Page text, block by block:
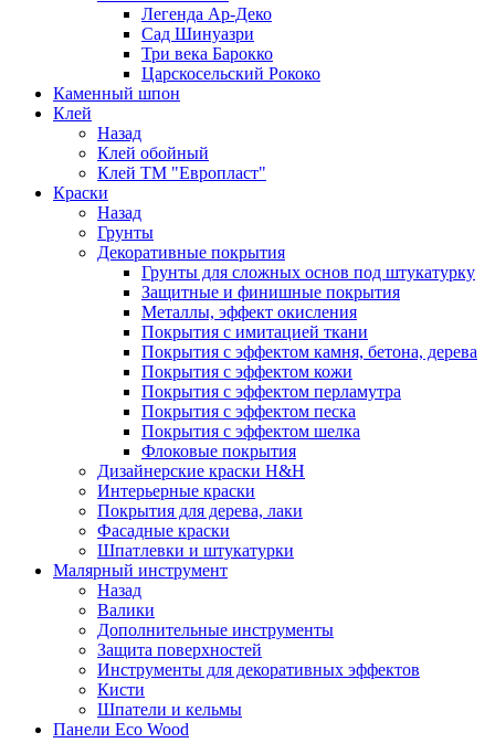
Легенда Ар-Деко
Сад Шинуазри
Три века Барокко
Царскосельский Рококо
Каменный шпон
Клей
Назад
Клей обойный
Клей ТМ "Европласт"
Краски
Назад
Грунты
Декоративные покрытия
Грунты для сложных основ под штукатурку
Защитные и финишные покрытия
Металлы, эффект окисления
Покрытия с имитацией ткани
Покрытия с эффектом камня, бетона, дерева
Покрытия с эффектом кожи
Покрытия с эффектом перламутра
Покрытия с эффектом песка
Покрытия с эффектом шелка
Флоковые покрытия
Дизайнерские краски H&H
Интерьерные краски
Покрытия для дерева, лаки
Фасадные краски
Шпатлевки и штукатурки
Малярный инструмент
Назад
Валики
Дополнительные инструменты
Защита поверхностей
Инструменты для декоративных эффектов
Кисти
Шпатели и кельмы
Панели Eco Wood